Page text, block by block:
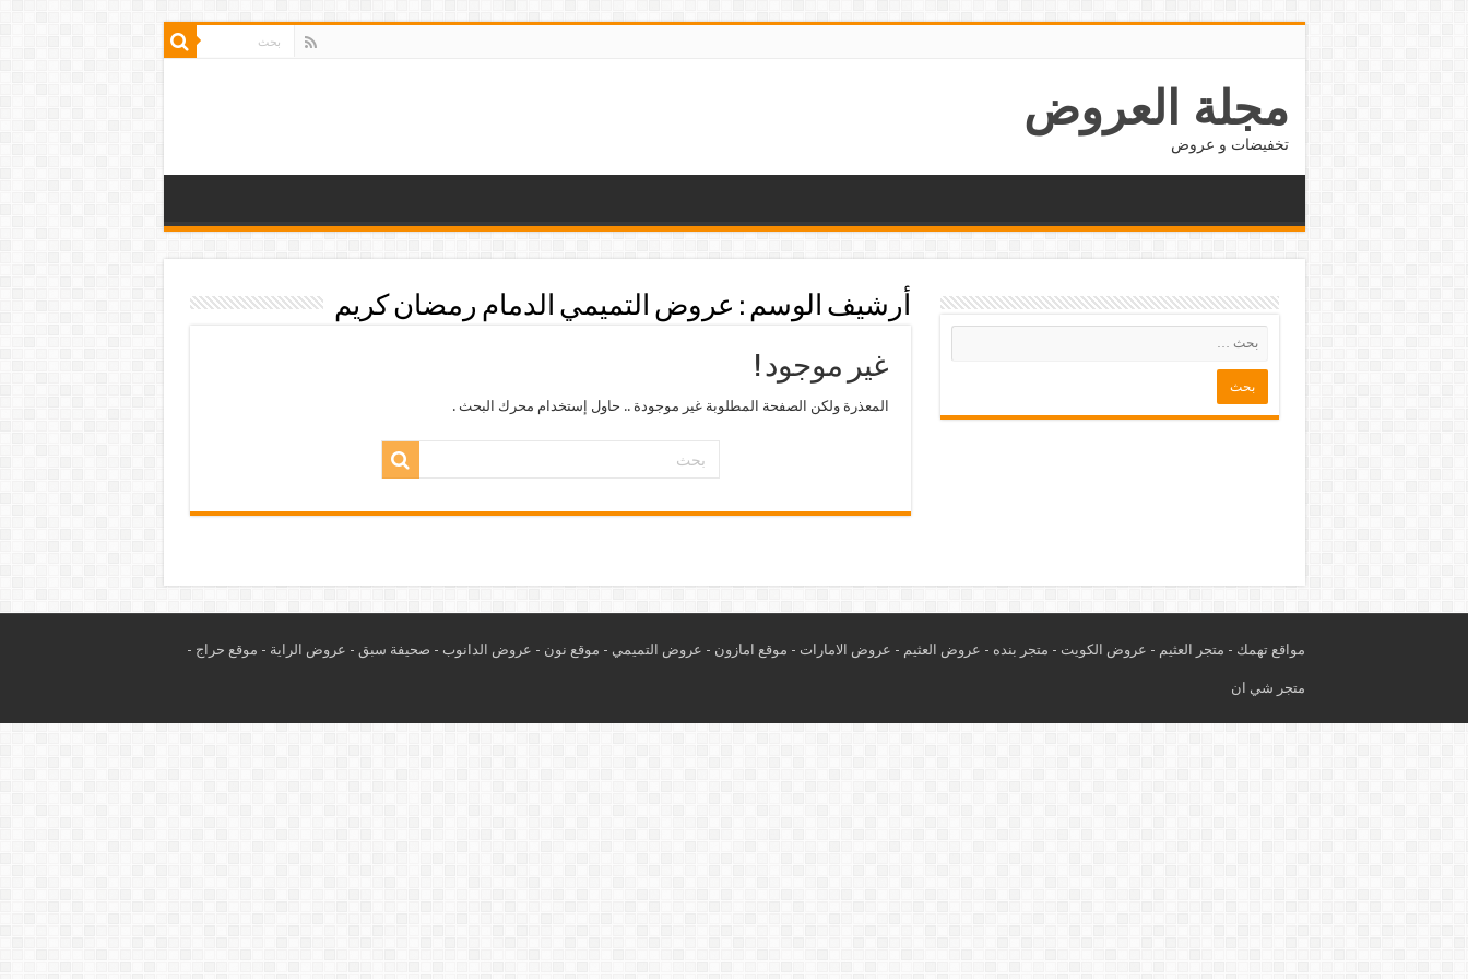
مجلة العروض
تخفيضات و عروض
أرشيف الوسم : عروض التميمي الدمام رمضان كريم
غير موجود !
المعذرة ولكن الصفحة المطلوبة غير موجودة .. حاول إستخدام محرك البحث .
مواقع تهمك - متجر العثيم - عروض الكويت - متجر بنده - عروض العثيم - عروض الامارات - موقع امازون - عروض التميمي - موقع نون - عروض الدانوب - صحيفة سبق - عروض الراية - موقع حراج -
متجر شي ان